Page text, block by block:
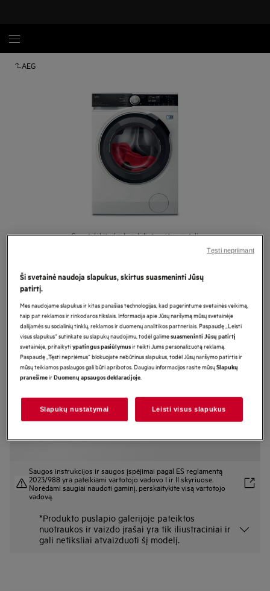
AEG
Spustelėkite, kad padidintumėte mastelį
LWR75965O
Skalbyklė-džiovyklė 7000 serija
„ProSteam®“ „UniversalDose“ 9 / 6
Gaminio informacijos lapas
Pagrindiniai privalumai
Skalbyklė-džiovyklė „7000 ProSteam®“ – apdorojimas garais, skalbimas ir
„Steam Refresh“ neutralizuoja kvapus* ir atgaivina drabužius.
„SpecialCare Wash-to-Dry“ – būgno judėjimas pritaikomas prie įvairių
Saugos instrukcijos ir saugos įspėjimai pagal ES reglamentą
2023/988 yra pateikiami vartotojo vadovo I ir II skyriuose.
Norėdami saugiai naudoti gaminį, perskaitykite visą vartotojo
vadovą.
*Produkto puslapio galerijoje pateiktos
nuotraukos ir vaizdo įrašai yra tik iliustraciniai ir
gali netiksliai atvaizduoti šį modelį.
Ši svetainė naudoja slapukus, skirtus suasmeninti Jūsų
patirtį.
Mes naudojame slapukus ir kitas panašias technologijas, kad pagerintume svetainės veikimą,
taip pat reklamos ir rinkodaros tikslais. Informacija apie Jūsų naršymą mūsų svetainėje
dalijamės su socialinių tinklų, reklamos ir duomenų analitikos partneriais. Paspaudę „Leisti
visus slapukus“ sutinkate su slapukų naudojimu, todėl galimesuasmeninti Jūsų patirtį
svetainėje, pritaikytiypatingus pasiūlymusir teikti Jums personalizuotą reklamą.
Paspaudę „Tęsti nepriėmus“ blokuojate nebūtinus slapukus, todėl Jūsų naršymo patirtis ir
mūsų teikiamos paslaugos gali būti apribotos. Daugiau informacijos rasite mūsųSlapukų
pranešimeirDuomenų apsaugos deklaracijoje.
Slapukų nustatymai Leisti visus slapukus
Tęsti nepriimant